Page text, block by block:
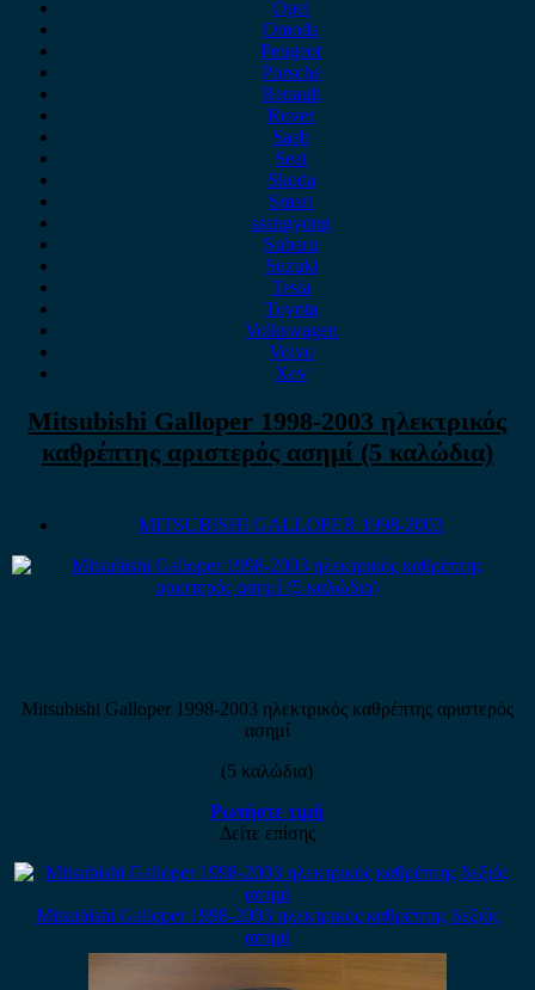
Opel
Omoda
Peugeot
Porsche
Renault
Rover
Saab
Seat
Skoda
Smart
ssangyong
Subaru
Suzuki
Tesla
Toyota
Volkswagen
Volvo
Xev
Mitsubishi Galloper 1998-2003 ηλεκτρικός
καθρέπτης αριστερός ασημί (5 καλώδια)
MITSUBISHI GALLOPER 1998-2003
Mitsubishi Galloper 1998-2003 ηλεκτρικός καθρέπτης αριστερός
ασημί
(5 καλώδια)
Ρωτήστε τιμή
Δείτε επίσης
Mitsubishi Galloper 1998-2003 ηλεκτρικός καθρέπτης δεξιός
ασημί